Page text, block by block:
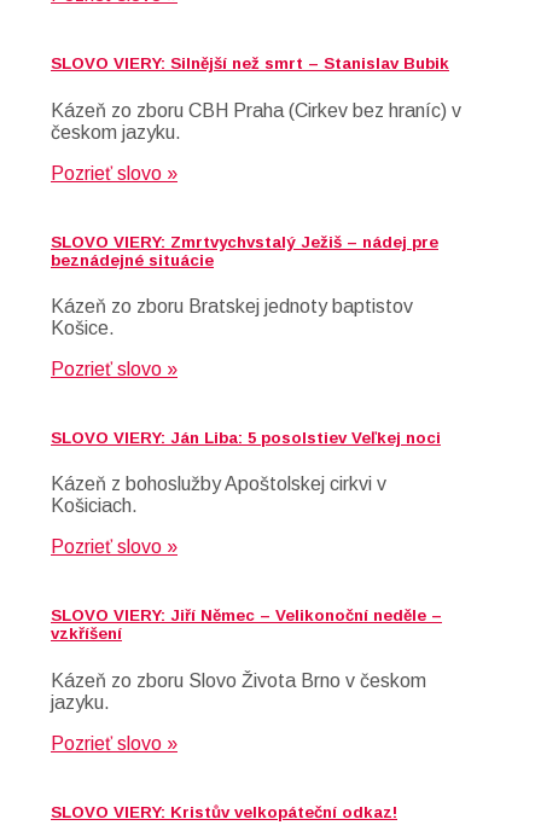
SLOVO VIERY: Silnější než smrt – Stanislav Bubik
Kázeň zo zboru CBH Praha (Cirkev bez hraníc) v
českom jazyku.
Pozrieť slovo »
SLOVO VIERY: Zmrtvychvstalý Ježiš – nádej pre
beznádejné situácie
Kázeň zo zboru Bratskej jednoty baptistov
Košice.
Pozrieť slovo »
SLOVO VIERY: Ján Liba: 5 posolstiev Veľkej noci
Kázeň z bohoslužby Apoštolskej cirkvi v
Košiciach.
Pozrieť slovo »
SLOVO VIERY: Jiří Němec – Velikonoční neděle –
vzkříšení
Kázeň zo zboru Slovo Života Brno v českom
jazyku.
Pozrieť slovo »
SLOVO VIERY: Kristův velkopáteční odkaz!